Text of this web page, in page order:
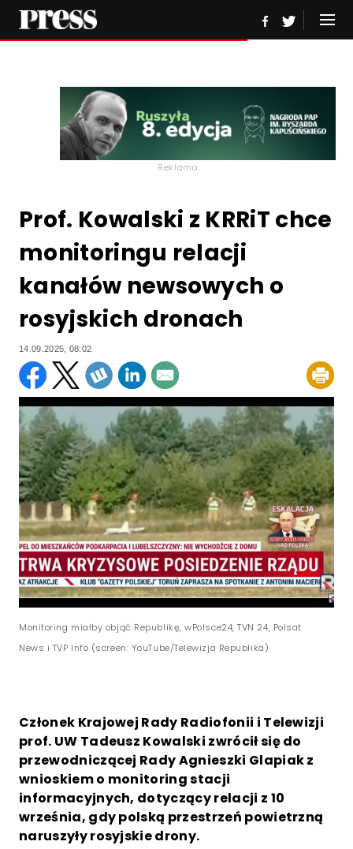
Reklama
Prof. Kowalski z KRRiT chce
monitoringu relacji
kanałów newsowych o
rosyjskich dronach
14.09.2025, 08:02
Monitoring miałby objąć Republikę, wPolsce24, TVN 24, Polsat
News i TVP Info (screen: YouTube/Telewizja Republika)
Członek Krajowej Rady Radiofonii i Telewizji
prof. UW Tadeusz Kowalski zwrócił się do
przewodniczącej Rady Agnieszki Glapiak z
wnioskiem o monitoring stacji
informacyjnych, dotyczący relacji z 10
września, gdy polską przestrzeń powietrzną
naruszyły rosyjskie drony.